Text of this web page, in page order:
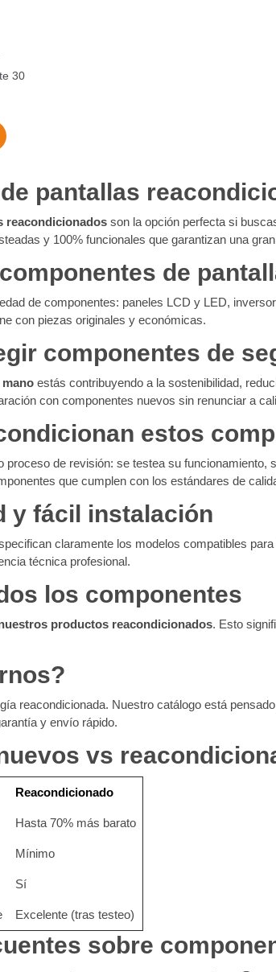
30
pantallas
reacondicionados son la opción perfecta si
y 100% funcionales que garantizan una
de
de componentes: paneles LCD y LED,
con piezas originales y económicas.
componentes de
estás contribuyendo a la sostenibilidad,
con componentes nuevos sin renunciar a
estos
proceso de revisión: se testea su
que cumplen con los estándares de
y fácil instalación
claramente los modelos compatibles
técnica profesional.
los componentes
productos reacondicionados. Esto
reacondicionada. Nuestro catálogo está
y envío rápido.
vs
Reacondicionado
Hasta 70% más barato
Mínimo
Sí
Excelente (tras testeo)
sobre